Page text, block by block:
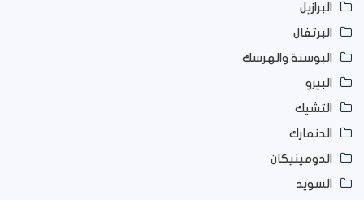
البرازيل
البرتغال
البوسنة والهرسك
البيرو
التشيك
الدنمارك
الدومينيكان
السويد